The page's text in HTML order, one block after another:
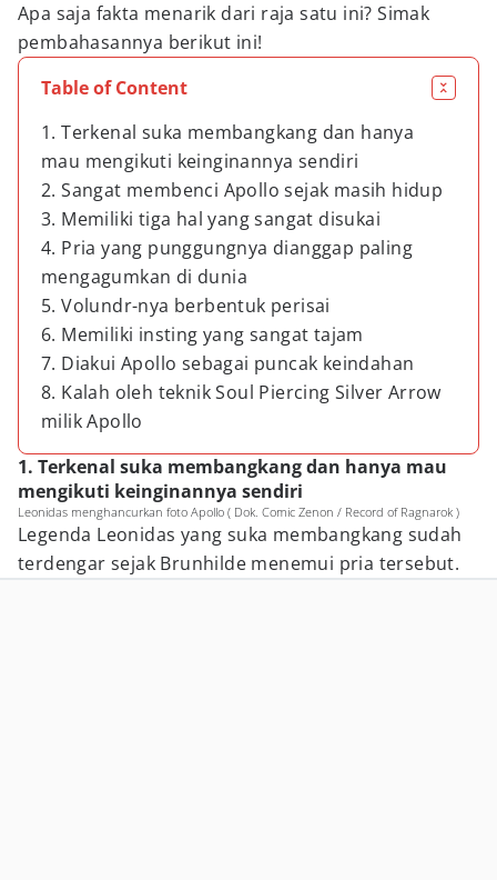
Apa saja fakta menarik dari raja satu ini? Simak
pembahasannya berikut ini!
Table of Content
1. Terkenal suka membangkang dan hanya
mau mengikuti keinginannya sendiri
2. Sangat membenci Apollo sejak masih hidup
3. Memiliki tiga hal yang sangat disukai
4. Pria yang punggungnya dianggap paling
mengagumkan di dunia
5. Volundr-nya berbentuk perisai
6. Memiliki insting yang sangat tajam
7. Diakui Apollo sebagai puncak keindahan
8. Kalah oleh teknik Soul Piercing Silver Arrow
milik Apollo
1. Terkenal suka membangkang dan hanya mau
mengikuti keinginannya sendiri
Leonidas menghancurkan foto Apollo ( Dok. Comic Zenon / Record of Ragnarok )
Legenda Leonidas yang suka membangkang sudah
terdengar sejak Brunhilde menemui pria tersebut.